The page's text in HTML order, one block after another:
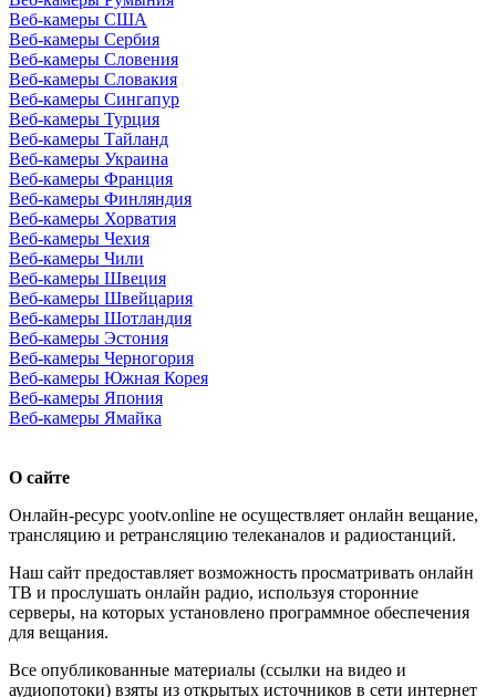
Веб-камеры США
Веб-камеры Сербия
Веб-камеры Словения
Веб-камеры Словакия
Веб-камеры Сингапур
Веб-камеры Турция
Веб-камеры Тайланд
Веб-камеры Украина
Веб-камеры Франция
Веб-камеры Финляндия
Веб-камеры Хорватия
Веб-камеры Чехия
Веб-камеры Чили
Веб-камеры Швеция
Веб-камеры Швейцария
Веб-камеры Шотландия
Веб-камеры Эстония
Веб-камеры Черногория
Веб-камеры Южная Корея
Веб-камеры Япония
Веб-камеры Ямайка
О сайте
Онлайн-ресурс yootv.online не осуществляет онлайн вещание,
трансляцию и ретрансляцию телеканалов и радиостанций.
Наш сайт предоставляет возможность просматривать онлайн
ТВ и прослушать онлайн радио, используя сторонние
серверы, на которых установлено программное обеспечения
для вещания.
Все опубликованные материалы (ссылки на видео и
аудиопотоки) взяты из открытых источников в сети интернет